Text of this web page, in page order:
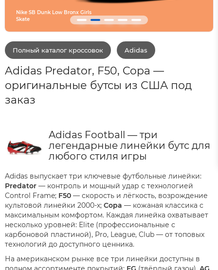
Полный каталог кроссовок Adidas
Adidas Predator, F50, Copa —
оригинальные бутсы из США под
заказ
Adidas Football — три
легендарные линейки бутс для
любого стиля игры
Adidas выпускает три ключевые футбольные линейки:
Predator — контроль и мощный удар с технологией
Control Frame; F50 — скорость и лёгкость, возрождение
культовой линейки 2000-х; Copa — кожаная классика с
максимальным комфортом. Каждая линейка охватывает
несколько уровней: Elite (профессиональные с
карбоновой пластиной), Pro, League, Club — от топовых
технологий до доступного ценника.
На американском рынке все три линейки доступны в